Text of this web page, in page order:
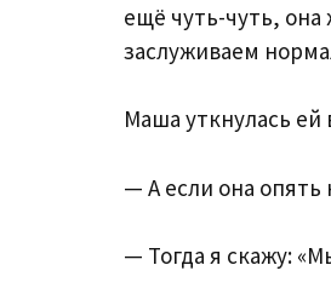
ещё чуть-чуть,
заслуживаем
Маша уткнулась ей
— А если она опять
— Тогда я скажу: